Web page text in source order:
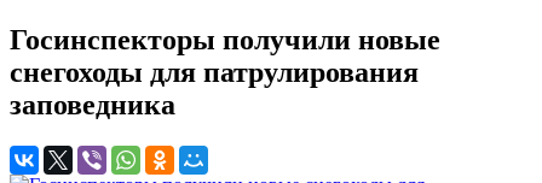
Госинспекторы получили новые
снегоходы для патрулирования
заповедника